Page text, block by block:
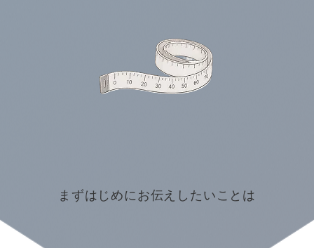
まずはじめにお伝えしたいことは